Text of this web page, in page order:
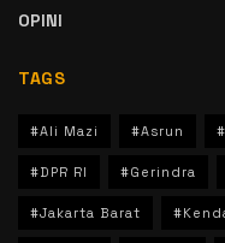
OPINI
TAGS
#Ali Mazi #Asrun
#DPR RI #Gerindra
#Jakarta Barat